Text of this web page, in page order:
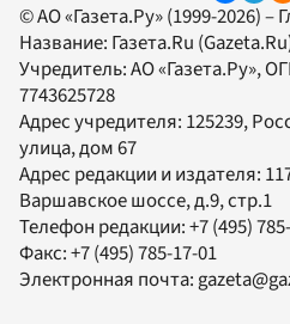
© АО «Газета.Ру» (1999-2026) –
Название: Газета.Ru
Учредитель:АО «Газета.Ру»,
7743625728
Адрес учредителя: 125239,
улица, дом 67
Адрес редакции и издателя:
Варшавское шоссе, д.9, стр.1
Телефон редакции:+7 (495)
Факс:+7 (495) 785-17-01
Электронная почта: